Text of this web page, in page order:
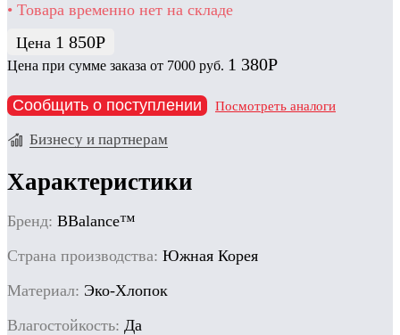
• Товара временно нет на складе
Цена 1 850Р
Цена при сумме заказа от 7000 руб. 1 380Р
Сообщить о поступлении Посмотреть аналоги
Бизнесу и партнерам
Характеристики
Бренд: BBalance™
Cтрана производства: Южная Корея
Материал: Эко-Хлопок
Влагостойкость: Да